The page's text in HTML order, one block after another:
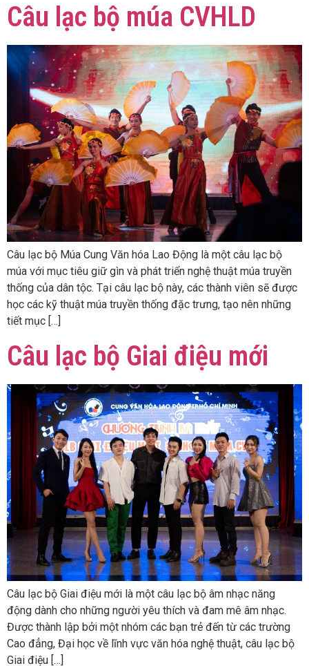
Câu lạc bộ múa CVHLD
Câu lạc bộ Múa Cung Văn hóa Lao Động là một câu lạc bộ
múa với mục tiêu giữ gìn và phát triển nghệ thuật múa truyền
thống của dân tộc. Tại câu lạc bộ này, các thành viên sẽ được
học các kỹ thuật múa truyền thống đặc trưng, ​​tạo nên những
tiết mục […]
Câu lạc bộ Giai điệu mới
Câu lạc bộ Giai điệu mới là một câu lạc bộ âm nhạc năng
động dành cho những người yêu thích và đam mê âm nhạc.
Được thành lập bởi một nhóm các bạn trẻ đến từ các trường
Cao đẳng, Đại học về lĩnh vực văn hóa nghệ thuật, câu lạc bộ
Giai điệu […]